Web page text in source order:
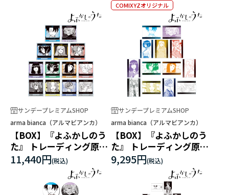
COMIXYZオリジナル
サンデープレミアムSHOP
arma bianca（アルマビアンカ）
【BOX】『よふかしのう
た』 トレーディング原作
コマアクリルスタンド
11,440円
サンデープレミアムSHOP
arma bianca（アルマビアンカ）
【BOX】『よふかしのう
た』 トレーディング原作
コマアクリルカード
9,295円